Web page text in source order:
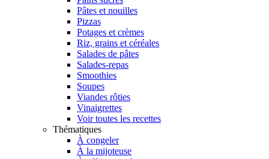
Pâtes et nouilles
Pizzas
Potages et crèmes
Riz, grains et céréales
Salades de pâtes
Salades-repas
Smoothies
Soupes
Viandes rôties
Vinaigrettes
Voir toutes les recettes
Thématiques
À congeler
À la mijoteuse